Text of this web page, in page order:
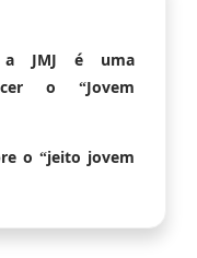
JMJ é uma
o “Jovem
o “jeito jovem